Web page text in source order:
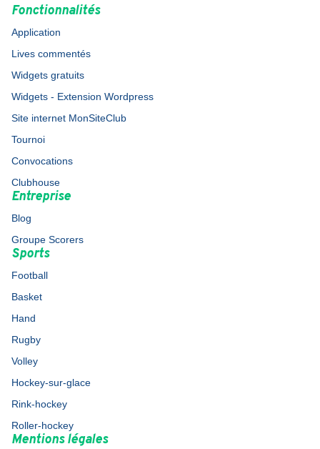
Fonctionnalités
Application
Lives commentés
Widgets gratuits
Widgets - Extension Wordpress
Site internet MonSiteClub
Tournoi
Convocations
Clubhouse
Entreprise
Blog
Groupe Scorers
Sports
Football
Basket
Hand
Rugby
Volley
Hockey-sur-glace
Rink-hockey
Roller-hockey
Mentions légales